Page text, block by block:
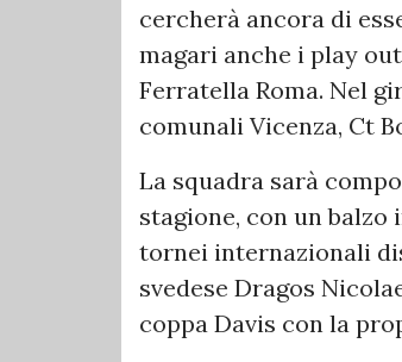
cercherà ancora di
magari anche i play
Ferratella Roma. Nel
comunali Vicenza, Ct
La squadra sarà
stagione, con un balzo
tornei internazionali
svedese Dragos
coppa Davis con la